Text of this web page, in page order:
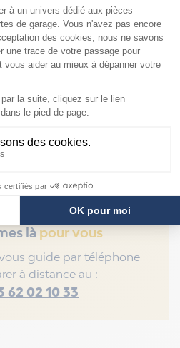
Novoferm
là pour vous
guide par téléphone
à distance au :
62 02 10 33